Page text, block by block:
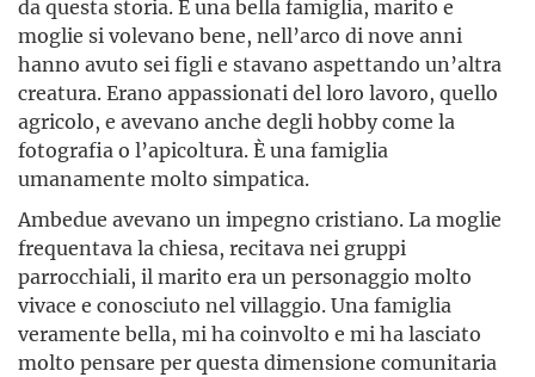
da questa storia. È una bella famiglia, marito e
moglie si volevano bene, nell’arco di nove anni
hanno avuto sei figli e stavano aspettando un’altra
creatura. Erano appassionati del loro lavoro, quello
agricolo, e avevano anche degli hobby come la
fotografia o l’apicoltura. È una famiglia
umanamente molto simpatica.
Ambedue avevano un impegno cristiano. La moglie
frequentava la chiesa, recitava nei gruppi
parrocchiali, il marito era un personaggio molto
vivace e conosciuto nel villaggio. Una famiglia
veramente bella, mi ha coinvolto e mi ha lasciato
molto pensare per questa dimensione comunitaria